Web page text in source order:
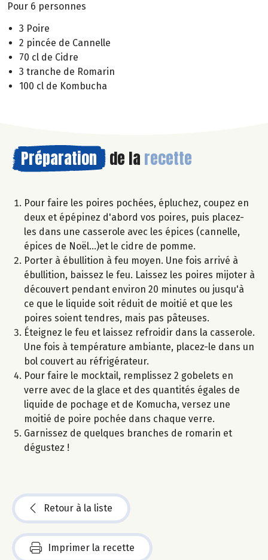
Pour 6 personnes
3 Poire
2 pincée de Cannelle
70 cl de Cidre
3 tranche de Romarin
100 cl de Kombucha
Préparation de la recette
Pour faire les poires pochées, épluchez, coupez en
deux et épépinez d'abord vos poires, puis placez-
les dans une casserole avec les épices (cannelle,
épices de Noël...)et le cidre de pomme.
Porter à ébullition à feu moyen. Une fois arrivé à
ébullition, baissez le feu. Laissez les poires mijoter à
découvert pendant environ 20 minutes ou jusqu'à
ce que le liquide soit réduit de moitié et que les
poires soient tendres, mais pas pâteuses.
Éteignez le feu et laissez refroidir dans la casserole.
Une fois à température ambiante, placez-le dans un
bol couvert au réfrigérateur.​
Pour faire le mocktail, remplissez 2 gobelets en
verre avec de la glace et des quantités égales de
liquide de pochage et de Komucha, versez une
moitié de poire pochée dans chaque verre.
Garnissez de quelques branches de romarin et
dégustez !​
Retour à la liste
Imprimer la recette